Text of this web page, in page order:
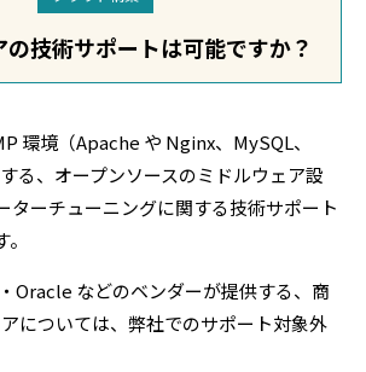
の技術サポートは可能ですか？
環境（Apache や Nginx、MySQL、
る、オープンソースのミドルウェア設
ターチューニングに関する技術サポート
Oracle などのベンダーが提供する、商
については、弊社でのサポート対象外